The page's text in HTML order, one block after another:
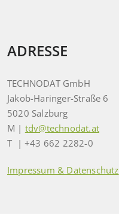
ADRESSE
TECHNODAT GmbH
Jakob-Haringer-Straße 6
5020 Salzburg
M | tdv@technodat.at
T | +43 662 2282-0
Impressum & Datenschutz